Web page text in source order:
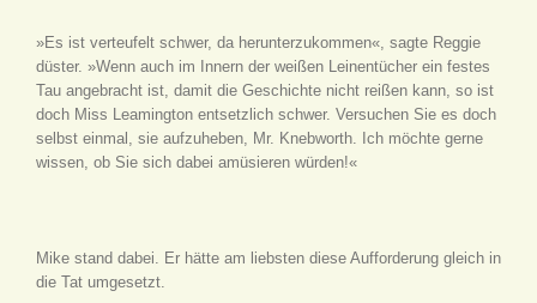
»Es ist verteufelt schwer, da herunterzukommen«, sagte Reggie
düster. »Wenn auch im Innern der weißen Leinentücher ein festes
Tau angebracht ist, damit die Geschichte nicht reißen kann, so ist
doch Miss Leamington entsetzlich schwer. Versuchen Sie es doch
selbst einmal, sie aufzuheben, Mr. Knebworth. Ich möchte gerne
wissen, ob Sie sich dabei amüsieren würden!«
Mike stand dabei. Er hätte am liebsten diese Aufforderung gleich in
die Tat umgesetzt.